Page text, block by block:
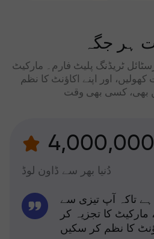
ہر جگہ
ٹریڈنگ پلیٹ فارم۔ مارکیٹ
اور اپنے اکاؤنٹ کا نظم
بھی، کسی بھی وقت
4,000,000
دُنیا بھر سے ڈاون لوڈ
ہے تاکہ آپ تیزی سے
کا تجزیہ کر
کا نظم کر سکیں